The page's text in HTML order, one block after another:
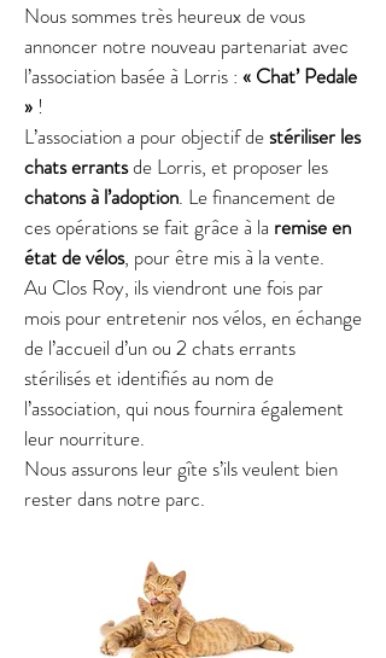
Nous sommes très heureux de vous
annoncer notre nouveau partenariat avec
l’association basée à Lorris : « Chat’ Pedale
» !
L’association a pour objectif destériliser les
chats errantsde Lorris, et proposer les
chatons à l’adoption. Le financement de
ces opérations se fait grâce à la remise en
état de vélos, pour être mis à la vente.
Au Clos Roy, ils viendront une fois par
mois pour entretenir nos vélos, en échange
de l’accueil d’un ou 2 chats errants
stérilisés et identifiés au nom de
l’association, qui nous fournira également
leur nourriture.
Nous assurons leur gîte s’ils veulent bien
rester dans notre parc.